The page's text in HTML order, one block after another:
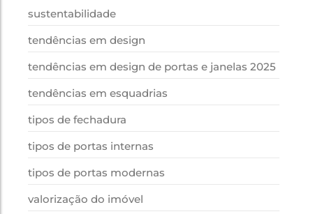
sustentabilidade
tendências em design
tendências em design de portas e janelas 2025
tendências em esquadrias
tipos de fechadura
tipos de portas internas
tipos de portas modernas
valorização do imóvel